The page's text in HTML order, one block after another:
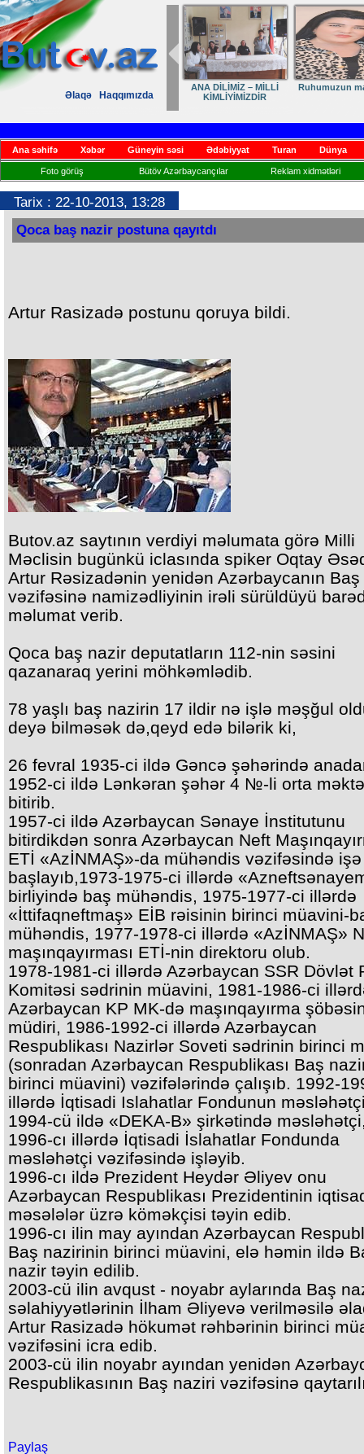
Əlaqə Haqqımızda
ANA DİLİMİZ – MİLLİ
KİMLİYİMİZDİR
Ruhumuzun manifesti
DİLİMİZ – MİLLİ
KİMLİYİMİZ,
Ana səhifə Xəbər Güneyin səsi Ədəbiyyat Turan Dünya
Foto görüş Bütöv Azərbaycançılar Reklam xidmətləri
Tarix : 22-10-2013, 13:28
Qoca baş nazir postuna qayıtdı
Artur Rasizadə postunu qoruya bildi.
Butov.az saytının verdiyi məlumata görə Milli
Məclisin bugünkü iclasında spiker Oqtay
Artur Rəsizadənin yenidən Azərbaycanın
vəzifəsinə namizədliyinin irəli sürüldüyü
məlumat verib.
Qoca baş nazir deputatların 112-nin səsini
qazanaraq yerini möhkəmlədib.
78 yaşlı baş nazirin 17 ildir nə işlə məşğul
deyə bilməsək də,qeyd edə bilərik ki,
26 fevral 1935-ci ildə Gəncə şəhərində
1952-ci ildə Lənkəran şəhər 4 №-li orta
bitirib.
1957-ci ildə Azərbaycan Sənaye İnstitutunu
bitirdikdən sonra Azərbaycan Neft
ETİ «AzİNMAŞ»-da mühəndis vəzifəsində işə
başlayıb,1973-1975-ci illərdə
birliyində baş mühəndis, 1975-1977-ci illərdə
«İttifaqneftmaş» ЕİB rəisinin birinci müavini-
mühəndis, 1977-1978-ci illərdə «AzİNMAŞ»
maşınqayırması ETİ-nin direktoru olub.
1978-1981-ci illərdə Azərbaycan SSR Dövlət
Komitəsi sədrinin müavini, 1981-1986-ci
Azərbaycan KP MK-də maşınqayırma
müdiri, 1986-1992-ci illərdə Azərbaycan
Respublikası Nazirlər Soveti sədrinin birinci
(sonradan Azərbaycan Respublikası Baş
birinci müavini) vəzifələrində çalışıb. 1992-
illərdə İqtisadi Islahatlar Fondunun
1994-cü ildə «DEKA-B» şirkətində
1996-cı illərdə İqtisadi İslahatlar Fondunda
məsləhətçi vəzifəsində işləyib.
1996-cı ildə Prezident Heydər Əliyev onu
Azərbaycan Respublikası Prezidentinin
məsələlər üzrə köməkçisi təyin edib.
1996-cı ilin may ayından Azərbaycan
Baş nazirinin birinci müavini, elə həmin ildə
nazir təyin edilib.
2003-cü ilin avqust - noyabr aylarında Baş
səlahiyyətlərinin İlham Əliyevə verilməsilə
Artur Rasizadə hökumət rəhbərinin birinci
vəzifəsini icra edib.
2003-cü ilin noyabr ayından yenidən
Respublikasının Baş naziri vəzifəsinə
Paylaş